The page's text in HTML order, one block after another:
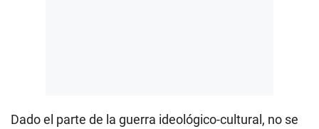
Dado el parte de la guerra ideológico-cultural, no se